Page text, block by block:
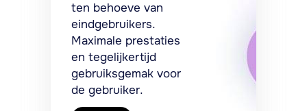
ten behoeve van
eindgebruikers.
Maximale prestaties
en tegelijkertijd
gebruiksgemak voor
de gebruiker.